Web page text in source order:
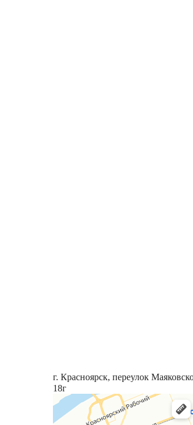
г. Красноярск, переулок
18г